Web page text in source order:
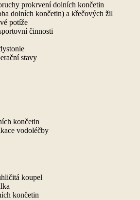
prokrvení dolních končetin
dolních končetin) a křečových žil
potíže
činnosti
stavy
končetin
vodoléčby
koupel
končetin